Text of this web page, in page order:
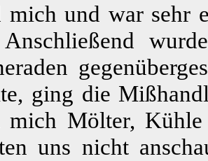
mich und war sehr
ging die
mich Mölter,
uns nicht